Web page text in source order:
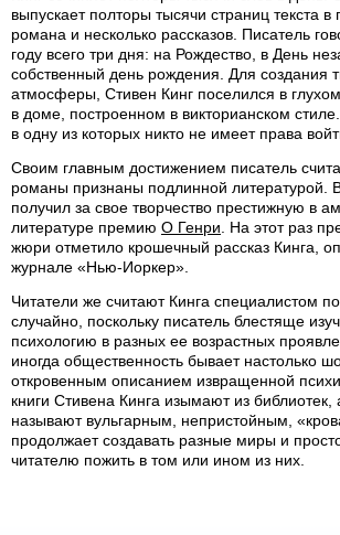
выпускает полторы тысячи страниц текста
романа и несколько рассказов. Писатель
году всего три дня: на Рождество, в День
собственный день рождения. Для создания
атмосферы, Стивен Кинг поселился в
в доме, построенном в викторианском
в одну из которых никто не имеет права
Своим главным достижением писатель
романы признаны подлинной литературой.
получил за свое творчество престижную в
литературе премию О Генри . На этот раз
жюри отметило крошечный рассказ Кинга,
журнале «Нью-Иоркер».
Читатели же считают Кинга специалистом
случайно, поскольку писатель блестяще
психологию в разных ее возрастных
иногда общественность бывает настолько
откровенным описанием извращенной
книги Стивена Кинга изымают из библиотек,
называют вульгарным, непристойным,
продолжает создавать разные миры и
читателю пожить в том или ином из них.